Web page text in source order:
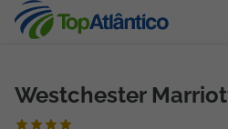
Destinos
Westchester